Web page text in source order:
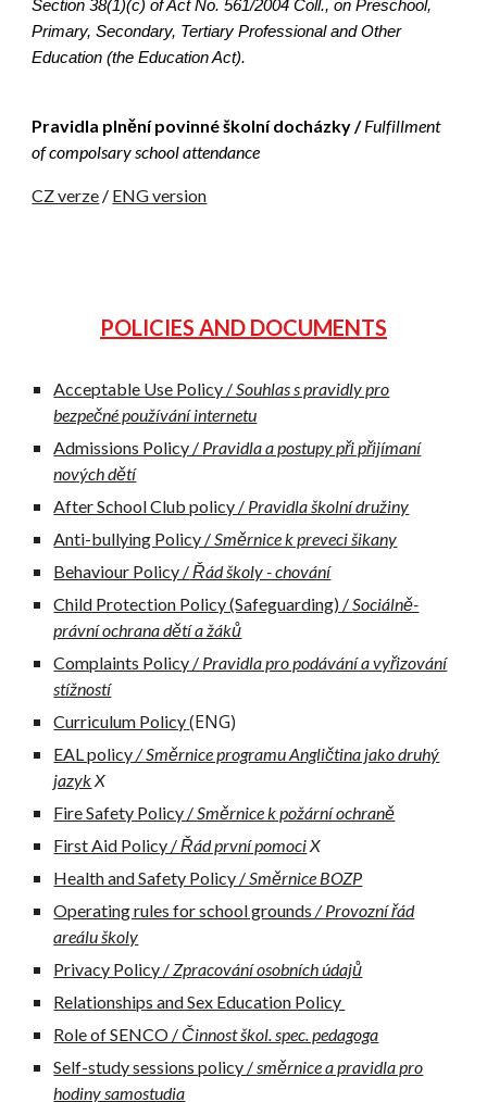
Section 38(1)(c) of Act No. 561/2004 Coll., on Preschool,
Primary, Secondary, Tertiary Professional and Other
Education (the Education Act).
Pravidla plnění povinné školní docházky /Fulfillment
of compolsary school attendance
CZ verze / ENG version
POLICIES AND DOCUMENTS
Acceptable Use Policy /Souhlas s pravidly pro
bezpečné používání internetu
Admissions Policy / Pravidla a postupy při přijímaní
nových dětí
After School Club policy / Pravidla školní družiny
Anti-bullying Policy /Směrnice k preveci šikany
Behaviour Policy /Řád školy - chování
Child Protection Policy (Safeguarding) /Sociálně-
právní ochrana dětí a žáků
Complaints Policy / Pravidla pro podávání a vyřizování
stížností
Curriculum Policy(ENG)
EAL policy/ Směrnice programu Angličtina jako druhý
jazykX
Fire Safety Policy /Směrnice k požární ochraně
First Aid Policy /Řád první pomociX
Health and Safety Policy /Směrnice BOZP
Operating rules for school grounds/ Provozní řád
areálu školy
Privacy Policy /Zpracování osobních údajů
Relationships and Sex Education Policy
Role of SENCO / Činnost škol. spec. pedagoga
Self-study sessions policy /směrnice a pravidla pro
hodiny samostudia